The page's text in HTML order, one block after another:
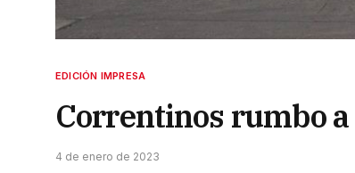
EDICIÓN IMPRESA
Correntinos rumbo
4 de enero de 2023